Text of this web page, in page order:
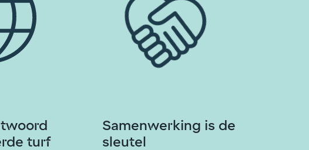
turf
Samenwerking is de
sleutel